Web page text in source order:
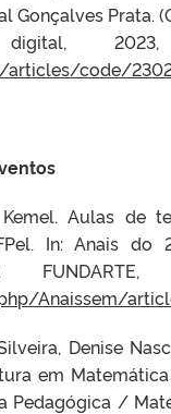
Prata.
digital,
code/
Kemel. Aulas
In: Anais do
da
Anaissem/
Silveira, Denise
em
/